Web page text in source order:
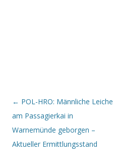
Beitrags-Navigation
← POL-HRO: Männliche Leiche
am Passagierkai in
Warnemünde geborgen –
Aktueller Ermittlungsstand